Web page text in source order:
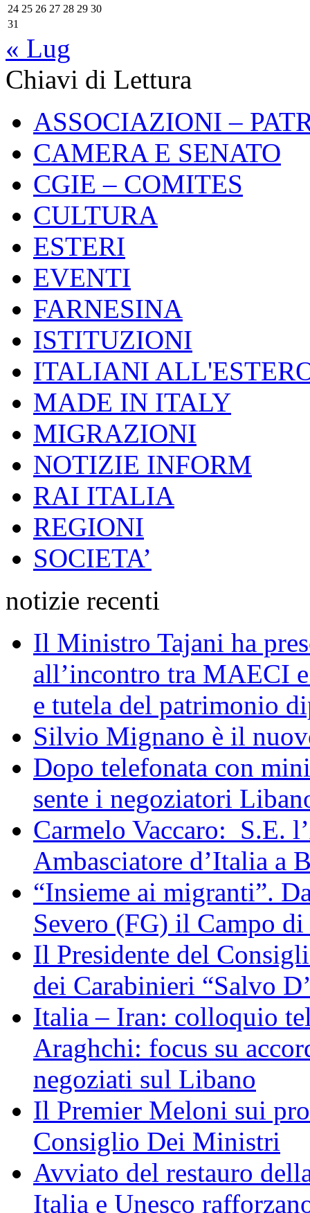
24 25 26 27 28 29 30
31
« Lug
Chiavi di Lettura
ASSOCIAZIONI –
CAMERA E SENATO
CGIE – COMITES
CULTURA
ESTERI
EVENTI
FARNESINA
ISTITUZIONI
ITALIANI
MADE IN ITALY
MIGRAZIONI
NOTIZIE INFORM
RAI ITALIA
REGIONI
SOCIETA’
notizie recenti
Il Ministro Tajani ha
all’incontro tra MAECI
e tutela del patrimonio
Silvio Mignano è il
Dopo telefonata con
sente i negoziatori
Carmelo Vaccaro: S.E.
Ambasciatore d’Italia a
“Insieme ai migranti”.
Severo (FG) il Campo
Il Presidente del
dei Carabinieri “Salvo
Italia – Iran: colloquio
Araghchi: focus su
negoziati sul Libano
Il Premier Meloni sui
Consiglio Dei Ministri
Avviato del restauro
Italia e Unesco